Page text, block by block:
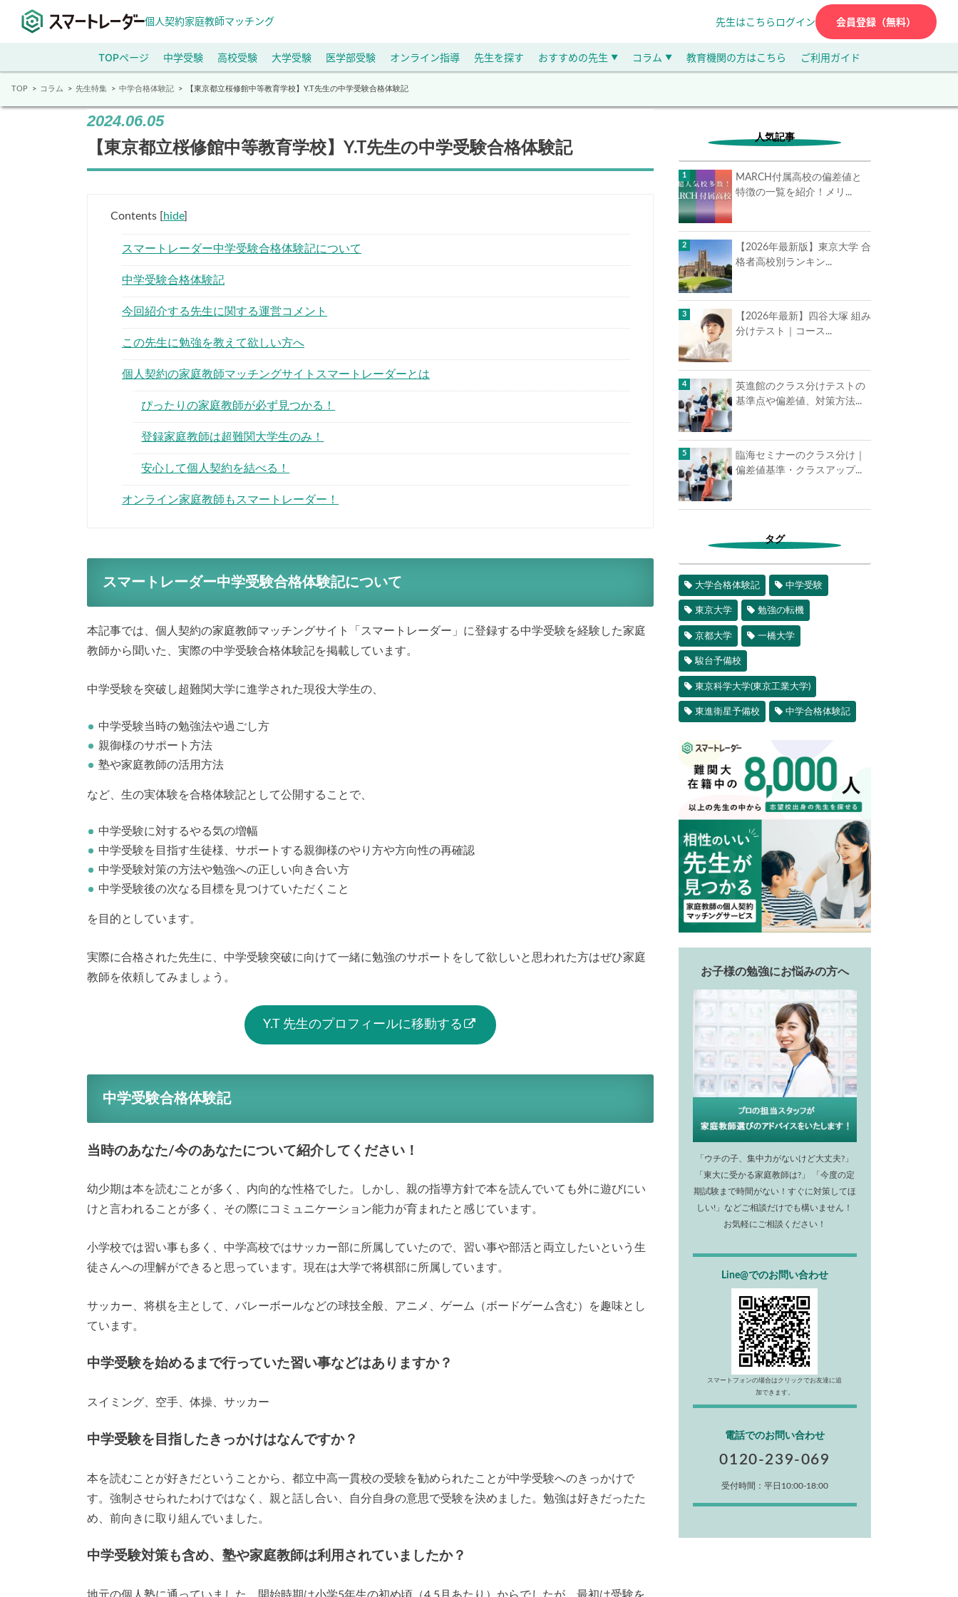
個人契約家庭教師マッチング 先生はこちら ログイン 会員登録（無料）
TOPページ 中学受験 高校受験 大学受験 医学部受験 オンライン指導 先生を探す おすすめの先生 ▼ コラム ▼ 教育機関の方はこちら ご利用ガイド
TOP コラム 先生特集 中学合格体験記 【東京都立桜修館中等教育学校】Y.T先生の中学受験合格体験記
2024.06.05
【東京都立桜修館中等教育学校】Y.T先生の中学受験合格体験記
Contents [hide]
スマートレーダー中学受験合格体験記について
中学受験合格体験記
今回紹介する先生に関する運営コメント
この先生に勉強を教えて欲しい方へ
個人契約の家庭教師マッチングサイトスマートレーダーとは
ぴったりの家庭教師が必ず見つかる！
登録家庭教師は超難関大学生のみ！
安心して個人契約を結べる！
オンライン家庭教師もスマートレーダー！
スマートレーダー中学受験合格体験記について
本記事では、個人契約の家庭教師マッチングサイト「スマートレーダー」に登録する中学受験を経験した家庭
教師から聞いた、実際の中学受験合格体験記を掲載しています。
中学受験を突破し超難関大学に進学された現役大学生の、
中学受験当時の勉強法や過ごし方
親御様のサポート方法
塾や家庭教師の活用方法
など、生の実体験を合格体験記として公開することで、
中学受験に対するやる気の増幅
中学受験を目指す生徒様、サポートする親御様のやり方や方向性の再確認
中学受験対策の方法や勉強への正しい向き合い方
中学受験後の次なる目標を見つけていただくこと
を目的としています。
実際に合格された先生に、中学受験突破に向けて一緒に勉強のサポートをして欲しいと思われた方はぜひ家庭
教師を依頼してみましょう。
Y.T 先生のプロフィールに移動する
中学受験合格体験記
当時のあなた/今のあなたについて紹介してください！
幼少期は本を読むことが多く、内向的な性格でした。しかし、親の指導方針で本を読んでいても外に遊びにい
けと言われることが多く、その際にコミュニケーション能力が育まれたと感じています。
小学校では習い事も多く、中学高校ではサッカー部に所属していたので、習い事や部活と両立したいという生
徒さんへの理解ができると思っています。現在は大学で将棋部に所属しています。
サッカー、将棋を主として、バレーボールなどの球技全般、アニメ、ゲーム（ボードゲーム含む）を趣味とし
ています。
中学受験を始めるまで行っていた習い事などはありますか？
スイミング、空手、体操、サッカー
中学受験を目指したきっかけはなんですか？
本を読むことが好きだということから、都立中高一貫校の受験を勧められたことが中学受験へのきっかけで
す。強制させられたわけではなく、親と話し合い、自分自身の意思で受験を決めました。勉強は好きだったた
め、前向きに取り組んでいました。
中学受験対策も含め、塾や家庭教師は利用されていましたか？
人気記事
MARCH付属高校の偏差値と
特徴の一覧を紹介！メリ...
【2026年最新版】東京大学 合
格者高校別ランキン...
【2026年最新】四谷大塚 組み
分けテスト｜コース...
英進館のクラス分けテストの
基準点や偏差値、対策方法...
臨海セミナーのクラス分け｜
偏差値基準・クラスアップ...
タグ
大学合格体験記 中学受験
東京大学 勉強の転機
京都大学 一橋大学
駿台予備校
東京科学大学(東京工業大学)
東進衛星予備校 中学合格体験記
お子様の勉強にお悩みの方へ
「ウチの子、集中力がないけど大丈夫?」
「東大に受かる家庭教師は?」 「今度の定
期試験まで時間がない！すぐに対策してほ
しい!」などご相談だけでも構いません！
お気軽にご相談ください！
Line@でのお問い合わせ
スマートフォンの場合はクリックでお友達に追
加できます。
電話でのお問い合わせ
0120-239-069
受付時間：平日10:00-18:00